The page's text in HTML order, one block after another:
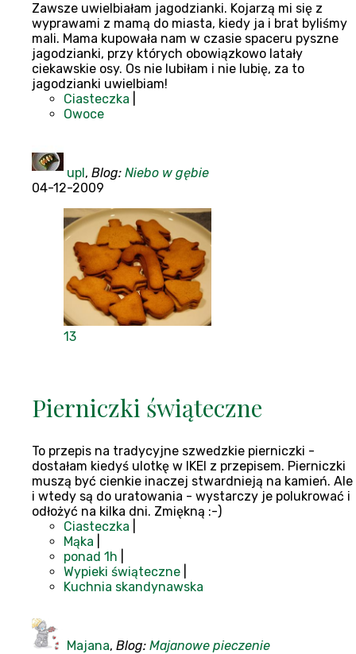
Zawsze uwielbiałam jagodzianki. Kojarzą mi się z
wyprawami z mamą do miasta, kiedy ja i brat byliśmy
mali. Mama kupowała nam w czasie spaceru pyszne
jagodzianki, przy których obowiązkowo latały
ciekawskie osy. Os nie lubiłam i nie lubię, za to
jagodzianki uwielbiam!
Ciasteczka
Owoce
upl, Blog: Niebo w gębie
04-12-2009
13
Pierniczki świąteczne
To przepis na tradycyjne szwedzkie pierniczki -
dostałam kiedyś ulotkę w IKEI z przepisem. Pierniczki
muszą być cienkie inaczej stwardnieją na kamień. Ale
i wtedy są do uratowania - wystarczy je polukrować i
odłożyć na kilka dni. Zmiękną :-)
Ciasteczka
Mąka
ponad 1h
Wypieki świąteczne
Kuchnia skandynawska
Majana, Blog: Majanowe pieczenie